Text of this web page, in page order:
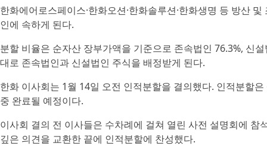
한화에어로스페이스·한화오션·한화솔루션·한화생명 등 방산
인에 속하게 된다.
분할 비율은 순자산 장부가액을 기준으로 존속법인 76.3%, 신
대로 존속법인과 신설법인 주식을 배정받게 된다.
한화 이사회는 1월 14일 오전 인적분할을 결의했다. 인적분할
중 완료될 예정이다.
이사회 결의 전 이사들은 수차례에 걸쳐 열린 사전 설명회에
깊은 의견을 교환한 끝에 인적분할에 찬성했다.